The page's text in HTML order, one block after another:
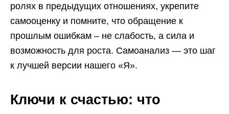
ролях в предыдущих отношениях, укрепите
самооценку и помните, что обращение к
прошлым ошибкам – не слабость, а сила и
возможность для роста. Самоанализ — это шаг
к лучшей версии нашего «Я».
Ключи к счастью: что